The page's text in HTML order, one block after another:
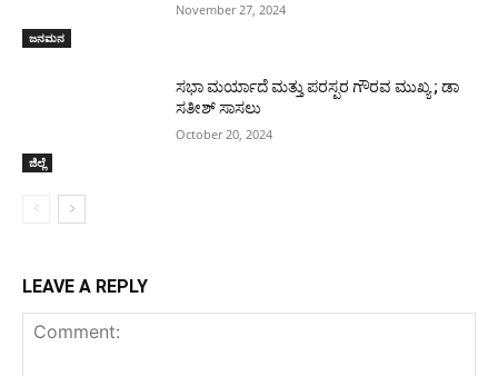
ಜನಮನ
November 27, 2024
ಜಿಲ್ಲೆ
ಸಭಾ ಮರ್ಯಾದೆ ಮತ್ತು ಪರಸ್ಪರ ಗೌರವ ಮುಖ್ಯ ; ಡಾ
ಸತೀಶ್ ಸಾಸಲು
October 20, 2024
LEAVE A REPLY